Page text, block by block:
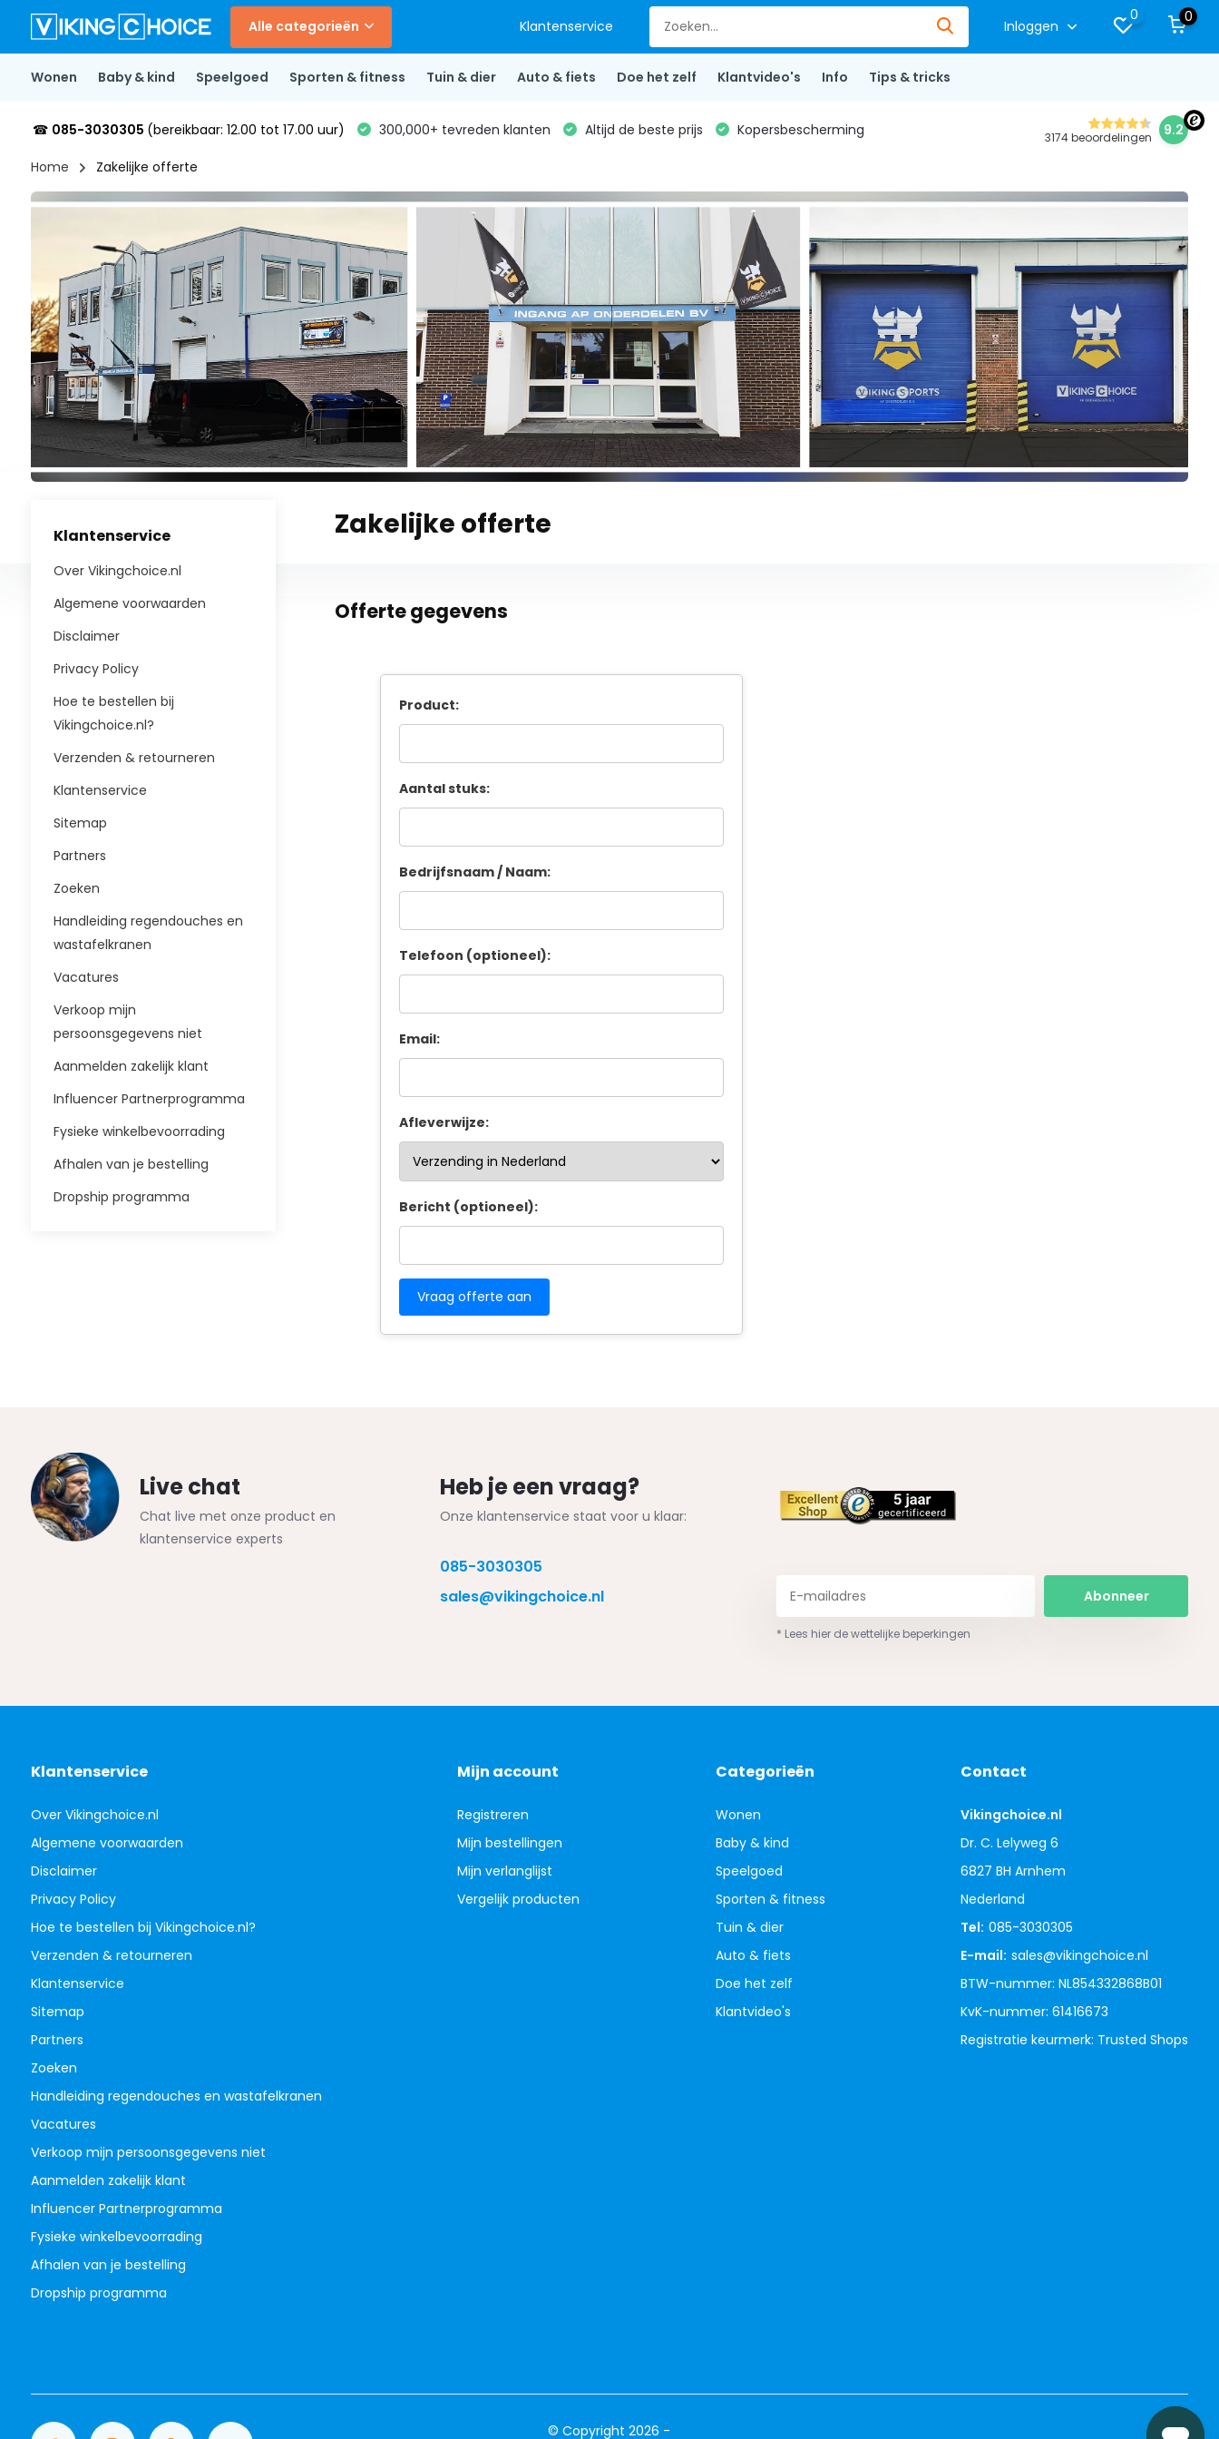
Alle categorieën Klantenservice Inloggen
0 0
Wonen Baby & kind Speelgoed Sporten & fitness Tuin & dier Auto & fiets Doe het zelf Klantvideo's Info Tips & tricks
☎ 085-3030305 (bereikbaar: 12.00 tot 17.00 uur) 300,000+ tevreden klanten Altijd de beste prijs Kopersbescherming 3174 beoordelingen 9.2
Home Zakelijke offerte
Klantenservice
Over Vikingchoice.nl
Algemene voorwaarden
Disclaimer
Privacy Policy
Hoe te bestellen bij
Vikingchoice.nl?
Verzenden & retourneren
Klantenservice
Sitemap
Partners
Zoeken
Handleiding regendouches en
wastafelkranen
Vacatures
Verkoop mijn
persoonsgegevens niet
Aanmelden zakelijk klant
Influencer Partnerprogramma
Fysieke winkelbevoorrading
Afhalen van je bestelling
Dropship programma
Zakelijke offerte
Offerte gegevens
Product:
Aantal stuks:
Bedrijfsnaam / Naam:
Telefoon (optioneel):
Email:
Afleverwijze:
Bericht (optioneel):
Live chat
Chat live met onze product en
klantenservice experts
Heb je een vraag?
Onze klantenservice staat voor u klaar:
085-3030305
sales@vikingchoice.nl
Abonneer
* Lees hier de wettelijke beperkingen
Klantenservice
Over Vikingchoice.nl
Algemene voorwaarden
Disclaimer
Privacy Policy
Hoe te bestellen bij Vikingchoice.nl?
Verzenden & retourneren
Klantenservice
Sitemap
Partners
Zoeken
Handleiding regendouches en wastafelkranen
Vacatures
Verkoop mijn persoonsgegevens niet
Aanmelden zakelijk klant
Influencer Partnerprogramma
Fysieke winkelbevoorrading
Afhalen van je bestelling
Dropship programma
Mijn account
Registreren
Mijn bestellingen
Mijn verlanglijst
Vergelijk producten
Categorieën
Wonen
Baby & kind
Speelgoed
Sporten & fitness
Tuin & dier
Auto & fiets
Doe het zelf
Klantvideo's
Contact
Vikingchoice.nl
Dr. C. Lelyweg 6
6827 BH Arnhem
Nederland
Tel: 085-3030305
E-mail: sales@vikingchoice.nl
BTW-nummer: NL854332868B01
KvK-nummer: 61416673
Registratie keurmerk: Trusted Shops
© Copyright 2026 -